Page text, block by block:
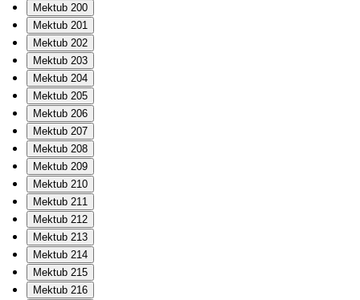
Mektub 200
Mektub 201
Mektub 202
Mektub 203
Mektub 204
Mektub 205
Mektub 206
Mektub 207
Mektub 208
Mektub 209
Mektub 210
Mektub 211
Mektub 212
Mektub 213
Mektub 214
Mektub 215
Mektub 216